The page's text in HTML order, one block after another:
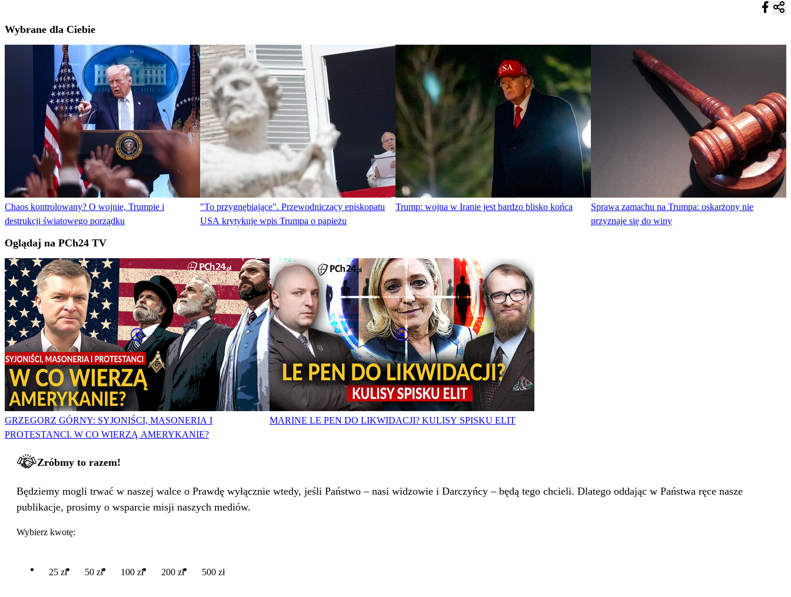
Wybrane dla Ciebie
Chaos kontrolowany? O wojnie, Trumpie i
destrukcji światowego porządku
"To przygnębiające". Przewodniczący episkopatu
USA krytykuje wpis Trumpa o papieżu
Trump: wojna w Iranie jest bardzo blisko końca
Sprawa zamachu na Trumpa: oskarżony nie
przyznaje się do winy
Oglądaj na PCh24 TV
GRZEGORZ GÓRNY: SYJONIŚCI, MASONERIA I
PROTESTANCI. W CO WIERZĄ AMERYKANIE?
MARINE LE PEN DO LIKWIDACJI? KULISY SPISKU ELIT
Zróbmy to razem!
Będziemy mogli trwać w naszej walce o Prawdę wyłącznie wtedy, jeśli Państwo – nasi widzowie i Darczyńcy – będą tego chcieli. Dlatego oddając w Państwa ręce nasze
publikacje, prosimy o wsparcie misji naszych mediów.
Wybierz kwotę:
25 zł 50 zł 100 zł 200 zł 500 zł